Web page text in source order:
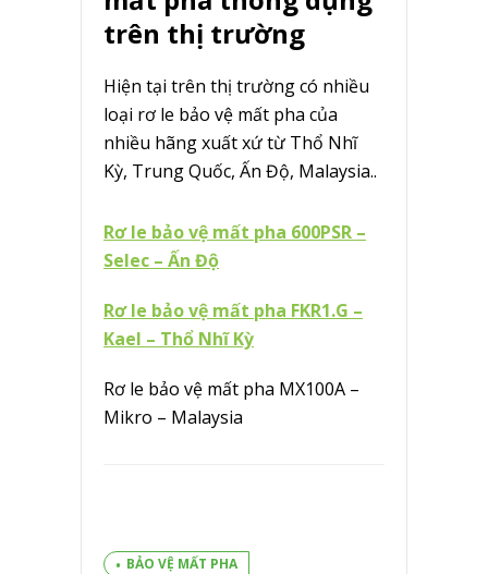
trên thị trường
Hiện tại trên thị trường có nhiều
loại rơ le bảo vệ mất pha của
nhiều hãng xuất xứ từ Thổ Nhĩ
Kỳ, Trung Quốc, Ấn Độ, Malaysia..
Rơ le bảo vệ mất pha 600PSR –
Selec – Ấn Độ
Rơ le bảo vệ mất pha FKR1.G –
Kael – Thổ Nhĩ Kỳ
Rơ le bảo vệ mất pha MX100A –
Mikro – Malaysia
BẢO VỆ MẤT PHA